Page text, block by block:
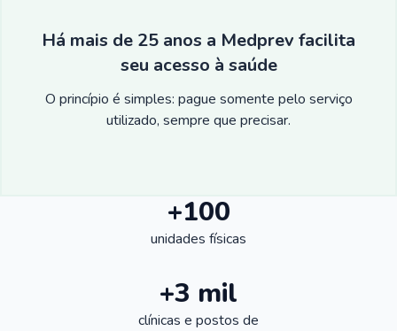
Há mais de 25 anos a Medprev facilita
seu acesso à saúde
O princípio é simples: pague somente pelo serviço
utilizado, sempre que precisar.
+100
unidades físicas
+3 mil
clínicas e postos de